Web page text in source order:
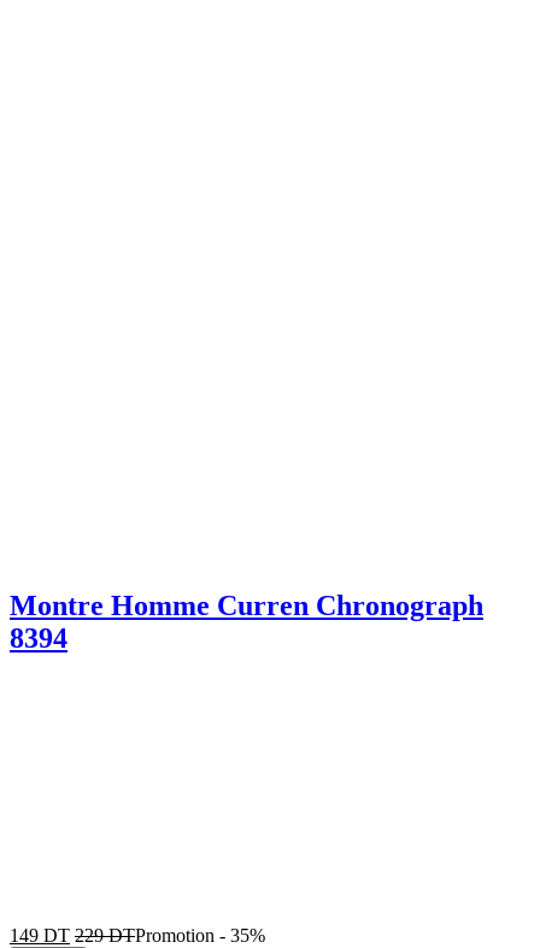
Montre Homme Curren Chronograph
8394
149 DT 229DTPromotion - 35%